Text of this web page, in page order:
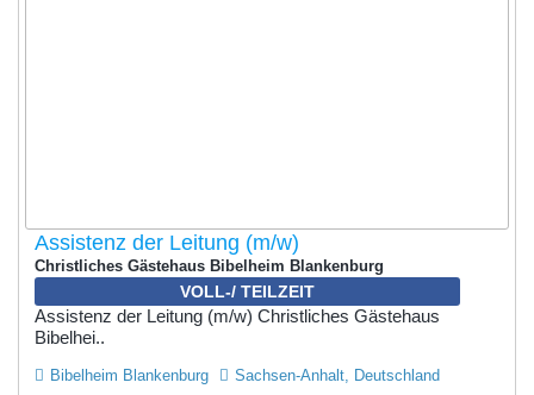
Assistenz der Leitung (m/w)
Christliches Gästehaus Bibelheim Blankenburg
VOLL-/ TEILZEIT
Assistenz der Leitung (m/w) Christliches Gästehaus
Bibelhei..
Bibelheim Blankenburg Sachsen-Anhalt, Deutschland